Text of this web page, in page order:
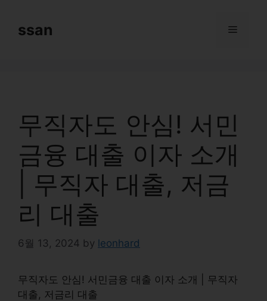
contentssan Menu
무직자도 안심! 서민
금융 대출 이자 소개
| 무직자 대출, 저금
리 대출
6월 13, 2024 by leonhard
무직자도 안심! 서민금융 대출 이자 소개 | 무직자
대출, 저금리 대출